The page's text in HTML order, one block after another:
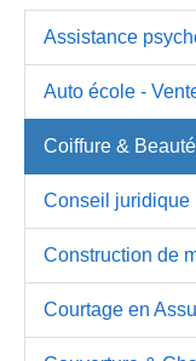
Assistance
Auto école -
Coiffure & Beauté
Conseil juridique
Construction de
Courtage en